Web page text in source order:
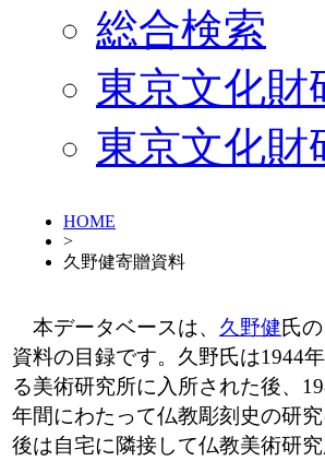
総合検索
東京文化財
東京文化財
HOME
>
久野健寄贈資料
本データベースは、 久野健氏
資料の目録です。久野氏は1944
る美術研究所に入所された後、
年間にわたって仏教彫刻史の研
後は自宅に隣接して仏教美術研